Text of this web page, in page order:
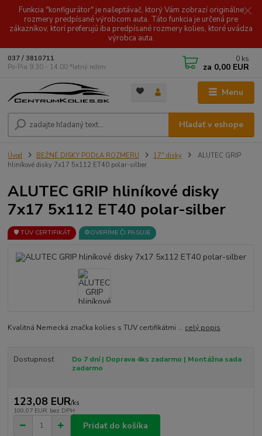
Funkcia "konfigurátor" je našeptávač, ktorý Vám zobrazí originálne
rozmery predpísané výrobcom auta. Táto funkcia je určená pre
zákazníkov, ktorí preferujú iba predpísané rozmery kolies, ktoré uvádza
výrobca auta.
Menu
Hľadať v eshope
037 / 3810711
Po-Pia 9.30 - 14.00 *letný režim
0 ks
za 0,00 EUR
Úvod BEŽNÉ DISKY PODĽA ROZMERU 17" disky
ALUTEC GRIP
hliníkové disky 7x17 5x112 ET40 polar-silber
ALUTEC GRIP hliníkové disky
7x17 5x112 ET40 polar-silber
🛡️ TÜV CERTIFIKÁT ⚙️OVERÍME ČI PASUJE
Kvalitná Nemecká značka kolies s TUV certifikátmi ... celý popis
Dostupnosť
Do 7 dní | Doprava 4ks zadarmo | Montážna sada
zadarmo
123,08 EUR/ks
100,07 EUR bez DPH
Pridať do košíka